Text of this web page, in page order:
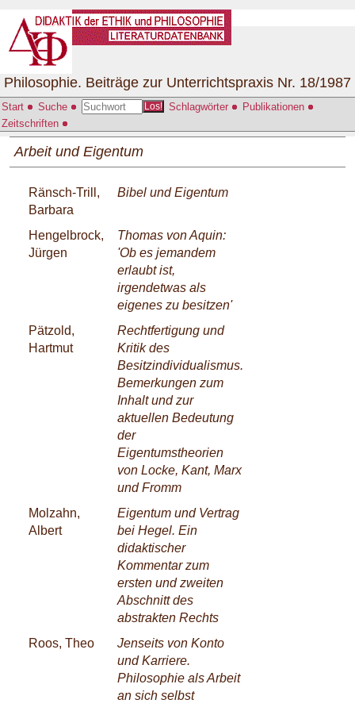
Start Suche Los! Schlagwörter
Publikationen
Zeitschriften
Philosophie. Beiträge zur Unterrichtspraxis Nr. 18/1987
Arbeit und Eigentum
Ränsch-Trill,
Barbara
Bibel und Eigentum
Hengelbrock,
Jürgen
Thomas von Aquin:
'Ob es jemandem
erlaubt ist,
irgendetwas als
eigenes zu besitzen'
Pätzold,
Hartmut
Rechtfertigung und
Kritik des
Besitzindividualismus.
Bemerkungen zum
Inhalt und zur
aktuellen Bedeutung
der
Eigentumstheorien
von Locke, Kant, Marx
und Fromm
Molzahn,
Albert
Eigentum und Vertrag
bei Hegel. Ein
didaktischer
Kommentar zum
ersten und zweiten
Abschnitt des
abstrakten Rechts
Roos, Theo
Jenseits von Konto
und Karriere.
Philosophie als Arbeit
an sich selbst